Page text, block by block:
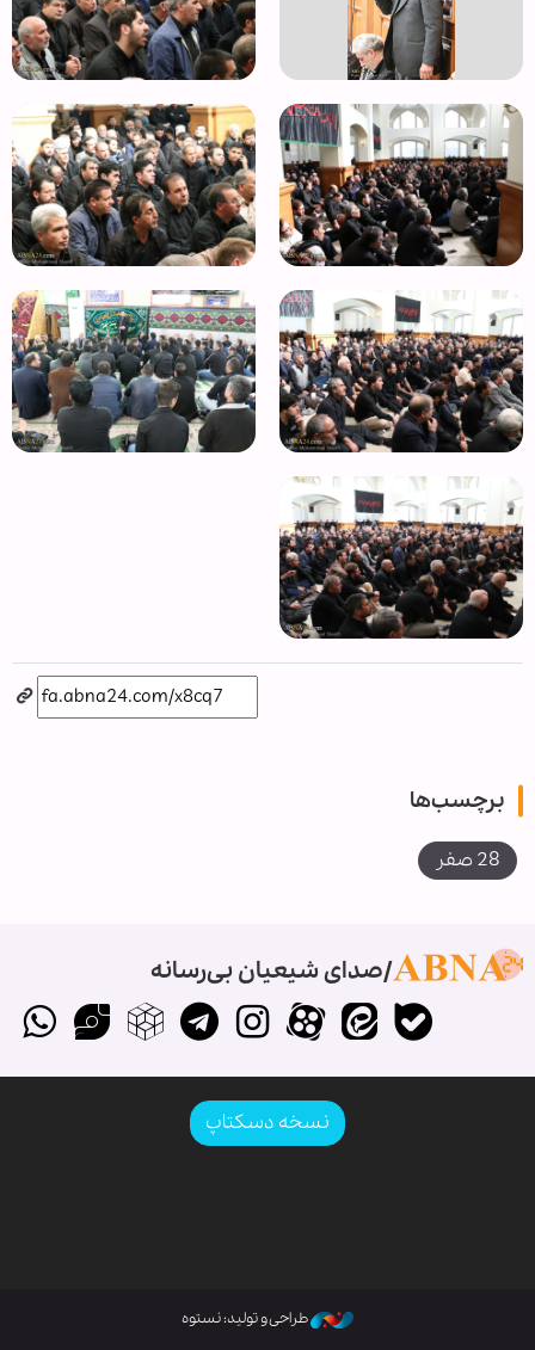
برچسب‌ها
28 صفر
صدای شیعیان بی‌رسانه
نسخه دسکتاپ
طراحی و تولید: نستوه